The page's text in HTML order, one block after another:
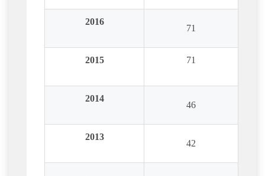
2016
71
2015 71
2014
46
2013
42